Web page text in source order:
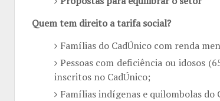
Quem tem direito a tarifa social?
Famílias do CadÚnico com renda
Pessoas com deficiência ou idosos
inscritos no CadÚnico;
Famílias indígenas e quilombolas do